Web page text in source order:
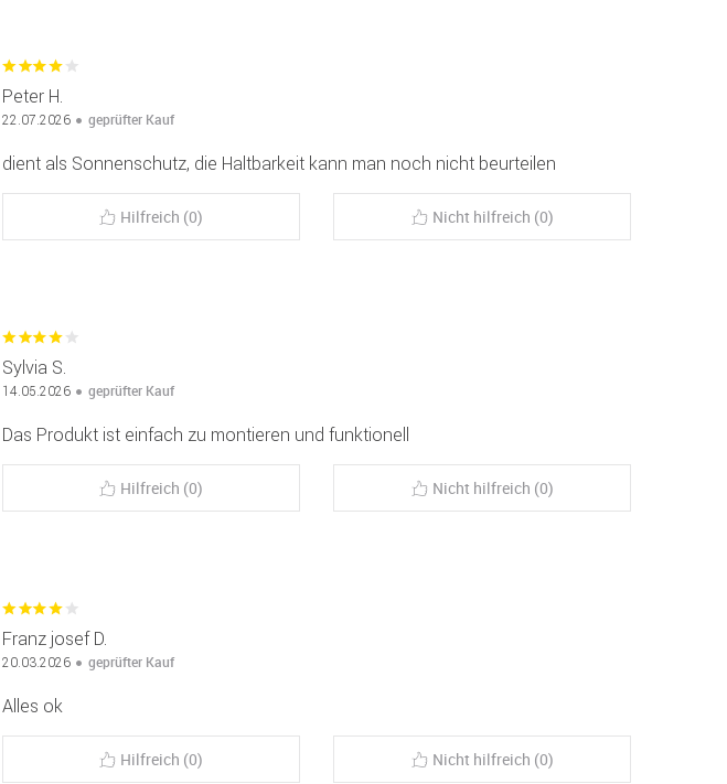
Peter H.
22.07.2026 geprüfter Kauf
dient als Sonnenschutz, die Haltbarkeit kann man noch nicht beurteilen
Hilfreich (0) Nicht hilfreich (0)
Sylvia S.
14.05.2026 geprüfter Kauf
Das Produkt ist einfach zu montieren und funktionell
Hilfreich (0) Nicht hilfreich (0)
Franz josef D.
20.03.2026 geprüfter Kauf
Alles ok
Hilfreich (0) Nicht hilfreich (0)